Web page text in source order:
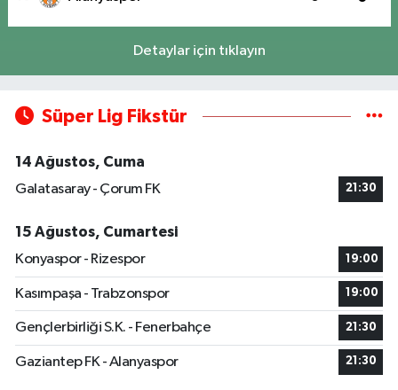
Detaylar için tıklayın
Süper Lig Fikstür
14 Ağustos, Cuma
Galatasaray - Çorum FK
21:30
15 Ağustos, Cumartesi
Konyaspor - Rizespor
19:00
Kasımpaşa - Trabzonspor 19:00
Gençlerbirliği S.K. - Fenerbahçe 21:30
Gaziantep FK - Alanyaspor 21:30